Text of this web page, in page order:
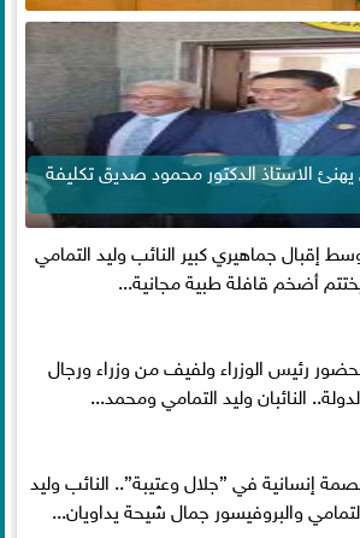
يهنئ الاستاذ الدكتور محمود صديق تكليفة
إقبال جماهيري كبير النائب وليد التمامي
أضخم قافلة طبية مجانية...
رئيس الوزراء ولفيف من وزراء ورجال
النائبان وليد التمامي ومحمد...
إنسانية في ”جلال وعتيبة”.. النائب وليد
والبروفيسور جمال شيحة يداويان...